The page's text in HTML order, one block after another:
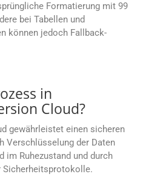
Formatierung mit 99
bei Tabellen und
können jedoch Fallback-
in
Cloud?
gewährleistet einen sicheren
Verschlüsselung der Daten
im Ruhezustand und durch
Sicherheitsprotokolle.